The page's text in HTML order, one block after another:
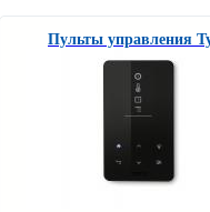
Пульты управления